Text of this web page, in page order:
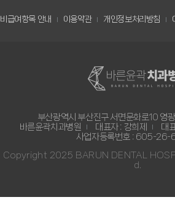
비급여항목 안내 이용약관 개인정보처리방침
부산광역시 부산진구 서면문화로10 영
바른윤곽치과병원
대표자 : 강희제
대
사업자등록번호 : 605-
Copyright 2025 BARUN DENTAL
d.